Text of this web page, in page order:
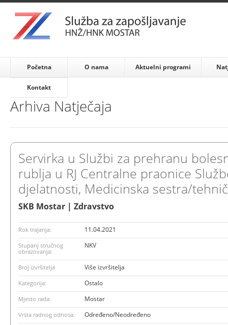
Početna O nama Aktuelni programi
Kontakt
Arhiva Natječaja
Servirka u Službi za prehranu
rublja u RJ Centralne praonice
djelatnosti, Medicinska sestra/
SKB Mostar | Zdravstvo
Rok trajanja: 11.04.2021
Stupanj stručnog
obrazovanja:
NKV
Broj izvršitelja Više izvršitelja
Kategorija: Ostalo
Mjesto rada: Mostar
Vrsta radnog odnosa:
Određeno/Neodređeno